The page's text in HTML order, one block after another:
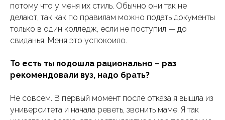
потому что у меня их стиль. Обычно они так не
делают, так как по правилам можно подать документы
только в один колледж, если не поступил — до
свиданья. Меня это успокоило.
То есть ты подошла рационально – раз
рекомендовали вуз, надо брать?
Не совсем. В первый момент после отказа я вышла из
университета и начала реветь, звонить маме. Я так